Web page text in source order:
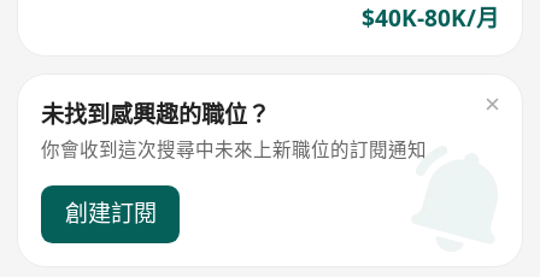
$40K-80K/月
未找到感興趣的職位？
你會收到這次搜尋中未來上新職位的訂閱通知
創建訂閱